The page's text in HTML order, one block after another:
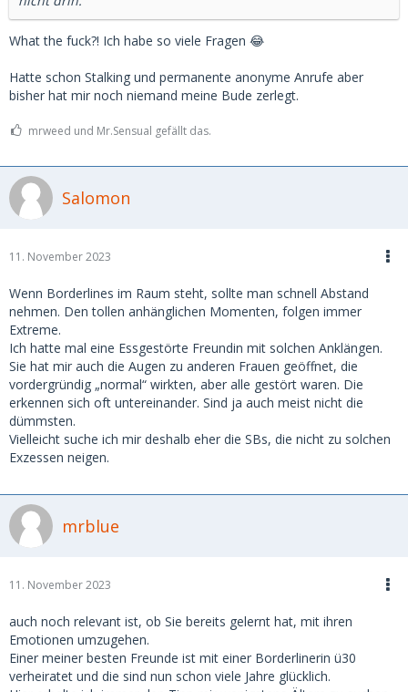
What the fuck?! Ich habe so viele Fragen 😂
Hatte schon Stalking und permanente anonyme Anrufe aber
bisher hat mir noch niemand meine Bude zerlegt.
mrweed und Mr.Sensual gefällt das.
Salomon
11. November 2023
Wenn Borderlines im Raum steht, sollte man schnell Abstand
nehmen. Den tollen anhänglichen Momenten, folgen immer
Extreme.
Ich hatte mal eine Essgestörte Freundin mit solchen Anklängen.
Sie hat mir auch die Augen zu anderen Frauen geöffnet, die
vordergründig „normal“ wirkten, aber alle gestört waren. Die
erkennen sich oft untereinander. Sind ja auch meist nicht die
dümmsten.
Vielleicht suche ich mir deshalb eher die SBs, die nicht zu solchen
Exzessen neigen.
mrblue
11. November 2023
auch noch relevant ist, ob Sie bereits gelernt hat, mit ihren
Emotionen umzugehen.
Einer meiner besten Freunde ist mit einer Borderlinerin ü30
verheiratet und die sind nun schon viele Jahre glücklich.